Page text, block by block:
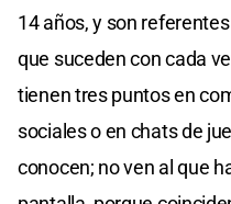
14 años, y son
que suceden con cada
tienen tres puntos en
sociales o en chats de
conocen; no ven al que